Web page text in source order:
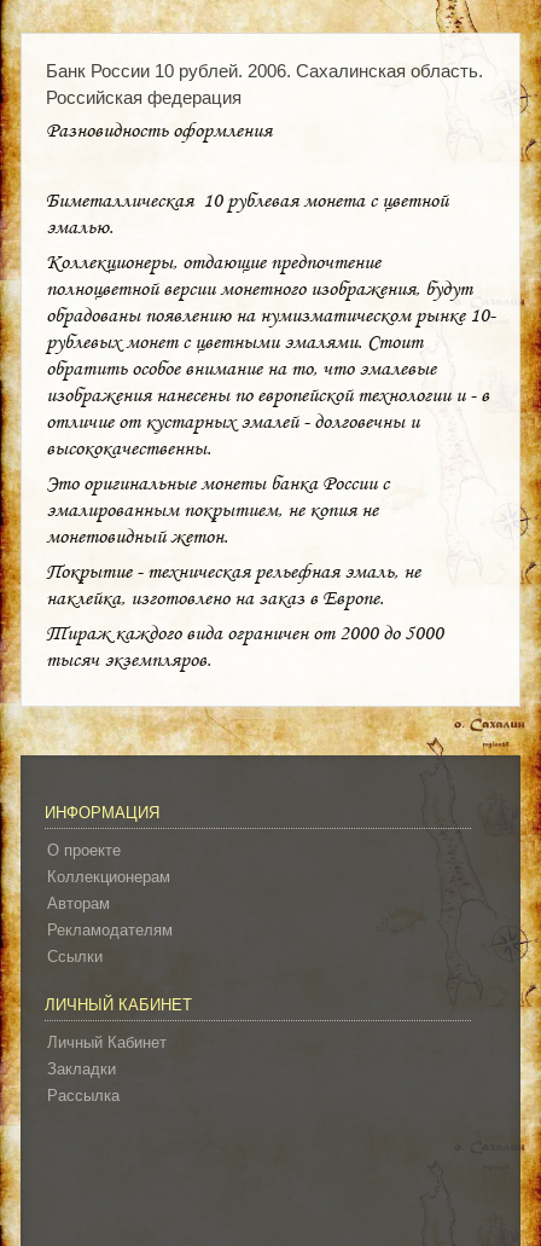
Банк России 10 рублей. 2006. Сахалинская область.
Российская федерация
Разновидность оформления
Биметаллическая 10 рублевая монета с цветной
эмалью.
Коллекционеры, отдающие предпочтение
полноцветной версии монетного изображения, будут
обрадованы появлению на нумизматическом рынке 10-
рублевых монет с цветными эмалями. Стоит
обратить особое внимание на то, что эмалевые
изображения нанесены по европейской технологии и - в
отличие от кустарных эмалей - долговечны и
высококачественны.
Это оригинальные монеты банка России с
эмалированным покрытием, не копия не
монетовидный жетон.
Покрытие - техническая рельефная эмаль, не
наклейка, изготовлено на заказ в Европе.
Тираж каждого вида ограничен от 2000 до 5000
тысяч экземпляров.
ИНФОРМАЦИЯ
О проекте
Коллекционерам
Авторам
Рекламодателям
Ссылки
ЛИЧНЫЙ КАБИНЕТ
Личный Кабинет
Закладки
Рассылка